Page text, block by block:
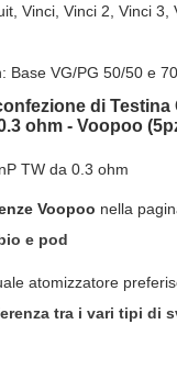
Vinci, Vinci 2, Vinci 3,
Base VG/PG 50/50 e
di Testina
ohm - Voopoo
TW da 0.3 ohm
Voopoo nella
e pod
atomizzatore
tra i vari tipi di